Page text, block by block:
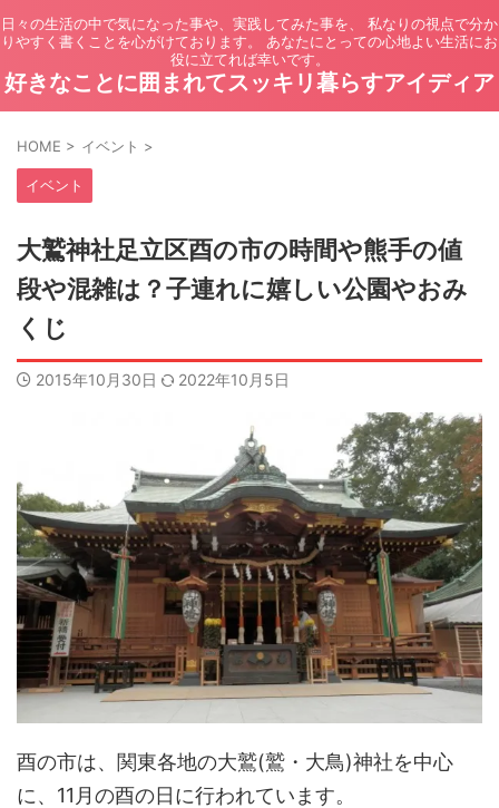
日々の生活の中で気になった事や、実践してみた事を、 私なりの視点で分か
りやすく書くことを心がけております。 あなたにとっての心地よい生活にお
役に立てれば幸いです。
好きなことに囲まれてスッキリ暮らすアイディア
HOME > イベント >
イベント
大鷲神社足立区酉の市の時間や熊手の値
段や混雑は？子連れに嬉しい公園やおみ
くじ
2015年10月30日 2022年10月5日
酉の市は、関東各地の大鷲(鷲・大鳥)神社を中心
に、11月の酉の日に行われています。